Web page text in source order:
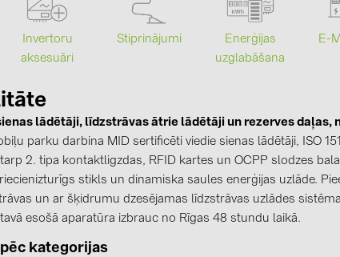
Kategorijas
Invertoru aksesuāri (84)
Enerģijas uzglabāšana (74)
E-Mobilitāte (19)
Instalācijas (87)
Ražotāji
ABB (21)
BUDMAT (6)
EVOPIPES (7)
FRONIUS (42)
GROMTOR
Invertoru
aksesuāri
Stiprinājumi
Enerģijas
uzglabāšana
E-
lādētāji, līdzstrāvas ātrie lādētāji un rezerves daļas,
parku darbina MID sertificēti viedie sienas lādētāji, ISO
2. tipa kontaktligzdas, RFID kartes un OCPP slodzes
stikls un dinamiska saules enerģijas uzlāde.
un ar šķidrumu dzesējamas līdzstrāvas uzlādes
esošā aparatūra izbrauc no Rīgas 48 stundu laikā.
kategorijas